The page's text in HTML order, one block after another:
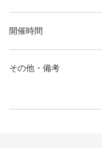
開催時間
その他・備考